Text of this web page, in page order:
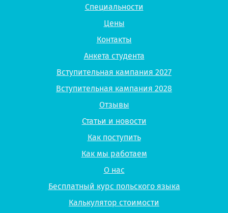
Специальности
Цены
Контакты
Анкета студента
Вступительная кампания 2027
Вступительная кампания 2028
Отзывы
Статьи и новости
Как поступить
Как мы работаем
О нас
Бесплатный курс польского языка
Калькулятор стоимости